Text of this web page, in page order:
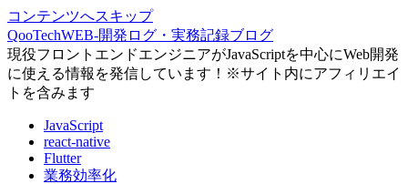
コンテンツへスキップ
QooTechWEB-開発ログ・実務記録ブログ
現役フロントエンドエンジニアがJavaScriptを中心にWeb開発
に使える情報を発信しています！※サイト内にアフィリエイ
トを含みます
JavaScript
react-native
Flutter
業務効率化